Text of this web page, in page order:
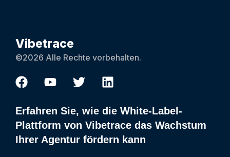
Vibetrace
©2026 Alle Rechte vorbehalten.
Erfahren Sie, wie die White-Label-
Plattform von Vibetrace das Wachstum
Ihrer Agentur fördern kann